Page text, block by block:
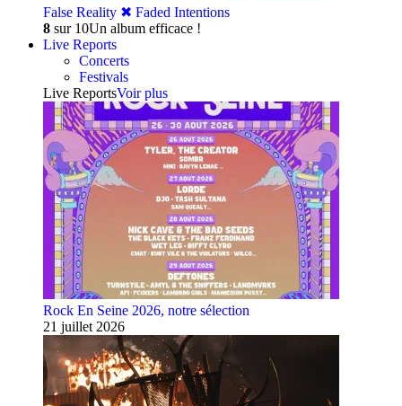
False Reality ✖︎ Faded Intentions
8 sur 10Un album efficace !
Live Reports
Concerts
Festivals
Live ReportsVoir plus
Rock En Seine 2026, notre sélection
21 juillet 2026